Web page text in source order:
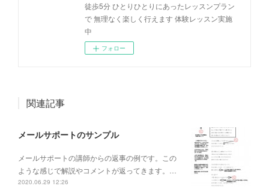
徒歩5分 ひとりひとりにあったレッスンプラン
で 無理なく楽しく行えます 体験レッスン実施
中
フォロー
関連記事
メールサポートのサンプル
メールサポートの講師からの返事の例です。この
ような感じで解説やコメントが返ってきます。…
2020.06.29 12:26